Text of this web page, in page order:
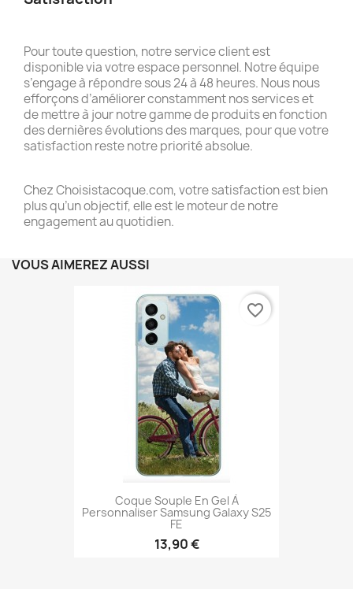
Pour toute question, notre service client est
disponible via votre espace personnel. Notre équipe
s’engage à répondre sous 24 à 48 heures. Nous nous
efforçons d’améliorer constamment nos services et
de mettre à jour notre gamme de produits en fonction
des dernières évolutions des marques, pour que votre
satisfaction reste notre priorité absolue.
Chez Choisistacoque.com, votre satisfaction est bien
plus qu’un objectif, elle est le moteur de notre
engagement au quotidien.
VOUS AIMEREZ AUSSI
Coque Souple En Gel À
Personnaliser Samsung Galaxy S25
FE
13,90 €
favorite_border